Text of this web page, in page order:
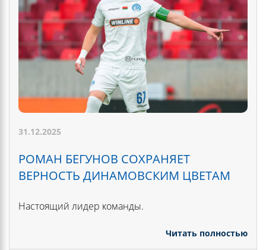
31.12.2025
РОМАН БЕГУНОВ СОХРАНЯЕТ
ВЕРНОСТЬ ДИНАМОВСКИМ ЦВЕТАМ
Настоящий лидер команды.
Читать полностью